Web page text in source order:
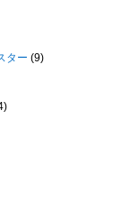
ター (9)